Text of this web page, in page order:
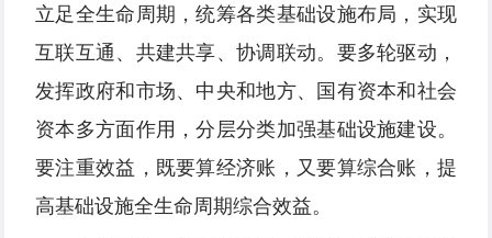
立足全生命周期，统筹各类基础设施布局，实现
互联互通、共建共享、协调联动。要多轮驱动，
发挥政府和市场、中央和地方、国有资本和社会
资本多方面作用，分层分类加强基础设施建设。
要注重效益，既要算经济账，又要算综合账，提
高基础设施全生命周期综合效益。